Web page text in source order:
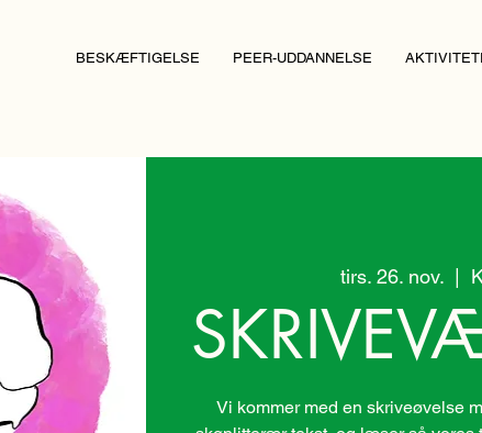
BESKÆFTIGELSE PEER-UDDANNELSE
tirs. 26. nov.
  |
Vi kommer med en skriveøvelse